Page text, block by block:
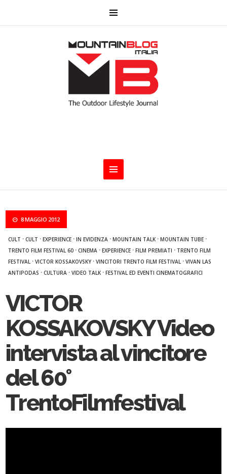
8 MAGGIO 2012
CULT ·CULT ·EXPERIENCE ·IN EVIDENZA ·MOUNTAIN TALK ·MOUNTAIN TUBE ·
TRENTO FILM FESTIVAL 60 ·CINEMA ·EXPERIENCE ·FILM PREMIATI · TRENTO FILM
FESTIVAL ·VICTOR KOSSAKOVSKY·VINCITORI TRENTO FILM FESTIVAL ·VIVAN LAS
ANTIPODAS ·CULTURA ·VIDEO TALK ·FESTIVAL ED EVENTI CINEMATOGRAFICI
VICTOR
KOSSAKOVSKY Video
intervista al vincitore
del 60°
TrentoFilmfestival